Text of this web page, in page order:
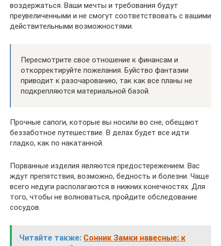
воздержаться. Ваши мечты и требования будут
преувеличенными и не смогут соответствовать с вашими
действительными возможностями.
Пересмотрите свое отношение к финансам и
откорректируйте пожелания. Буйство фантазии
приводит к разочарованию, так как все планы не
подкрепляются материальной базой.
Прочные сапоги, которые вы носили во сне, обещают
беззаботное путешествие. В делах будет все идти
гладко, как по накатанной.
Порванные изделия являются предостережением. Вас
ждут препятствия, возможно, бедность и болезни. Чаще
всего недуги располагаются в нижних конечностях. Для
того, чтобы не волноваться, пройдите обследование
сосудов.
Читайте также: Сонник Замки навесные: к